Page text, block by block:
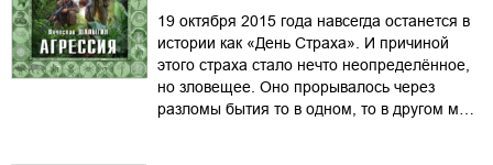
19 октября 2015 года навсегда останется в
истории как «День Страха». И причиной
этого страха стало нечто неопределённое,
но зловещее. Оно прорывалось через
разломы бытия то в одном, то в другом м…